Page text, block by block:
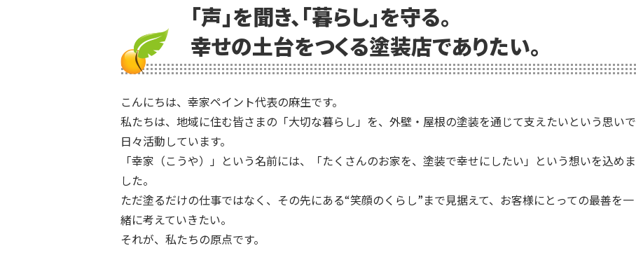
「声」を聞き、「暮らし」を守る。
幸せの土台をつくる塗装店でありたい。
こんにちは、幸家ペイント代表の麻生です。
私たちは、地域に住む皆さまの「大切な暮らし」を、外壁・屋根の塗装を通じて支えたいという思いで
日々活動しています。
「幸家（こうや）」という名前には、「たくさんのお家を、塗装で幸せにしたい」という想いを込めま
した。
ただ塗るだけの仕事ではなく、その先にある“笑顔のくらし”まで見据えて、お客様にとっての最善を一
緒に考えていきたい。
それが、私たちの原点です。